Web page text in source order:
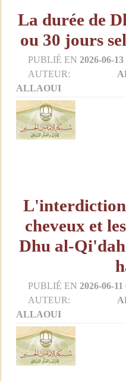
La durée de
ou 30 jours
PUBLIÉ EN 2026-06-
AUTEUR:
ALLAOUI
L'interdiction
cheveux et
Dhu al-
PUBLIÉ EN 2026-06-
AUTEUR:
ALLAOUI